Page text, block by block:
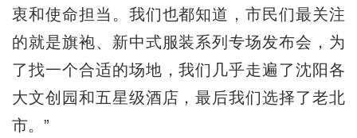
衷和使命担当。我们也都知道，市民们最关注
的就是旗袍、新中式服装系列专场发布会，为
了找一个合适的场地，我们几乎走遍了沈阳各
大文创园和五星级酒店，最后我们选择了老北
市。”